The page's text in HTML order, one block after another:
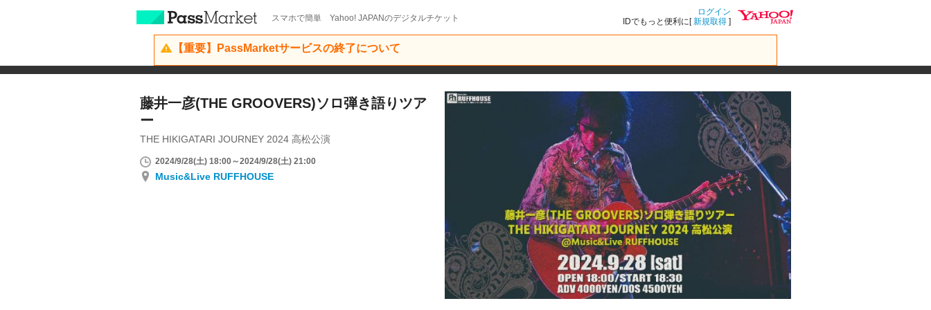
スマホで簡単 Yahoo! JAPANのデジタルチケット
ログイン
IDでもっと便利に[新規取得 ]
【重要】PassMarketサービスの終了について
藤井一彦(THE GROOVERS)ソロ弾き語りツア
ー
THE HIKIGATARI JOURNEY 2024 高松公演
2024/9/28(土) 18:00～2024/9/28(土) 21:00
Music&Live RUFFHOUSE